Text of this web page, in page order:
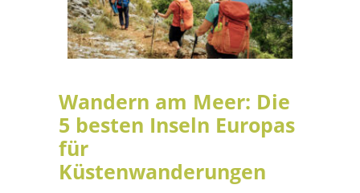
Wandern am Meer: Die
5 besten Inseln Europas
für
Küstenwanderungen